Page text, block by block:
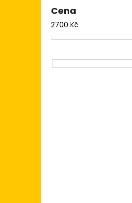
Cena
2700 Kč